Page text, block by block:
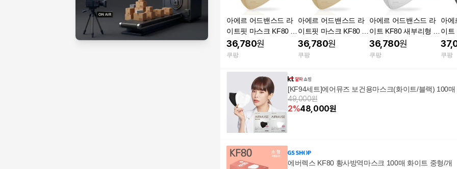
아에르 어드밴스드 라
이트핏 마스크 KF80 중
형 베이지 50개입 식약
처 허가 미세먼지 차단
흡기관리 봄 춘계
36,780원
쿠팡
아에르 어드밴스드 라
이트핏 마스크 KF80 대
형 베이지 50개입 새부
리형 여름용 국산 미세
36,780원
쿠팡
아에르 어드밴스드 라
이트 KF80 새부리형 마
스크 대형 화이트 50개
입 여름용 국산 국내생
36,780원
쿠팡
아에
이트
80 M
산
쿠팡
[KF94세트]에어뮤즈 보건용마스크(화이트/블랙) 100매
49,000원
2%48,000원
에버렉스 KF80 황사방역마스크 100매 화이트 중형/개